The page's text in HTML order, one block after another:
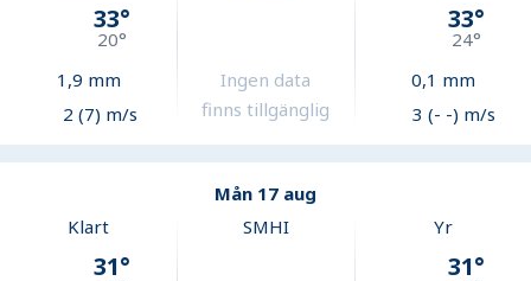
33°
20°
1,9 mm
2 (7) m/s
Ingen data
finns tillgänglig
33°
24°
0,1 mm
3 (- -) m/s
Mån 17 aug
Klart
31°
SMHI Yr
31°